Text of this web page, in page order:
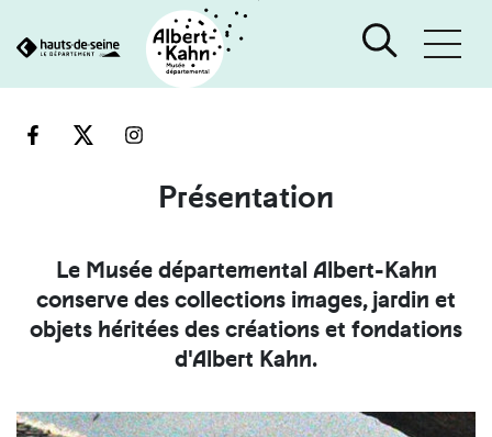
au
Présentation
Le Musée départemental Albert-Kahn
conserve des collections images, jardin et
objets héritées des créations et fondations
d'Albert Kahn.
Cookies et traceurs utilisés sur ce site